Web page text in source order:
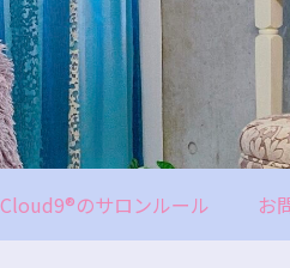
Cloud9®のサロンルール お